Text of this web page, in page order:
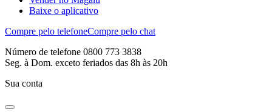
Baixe o aplicativo
Compre pelo telefoneCompre pelo chat
Número de telefone 0800 773 3838
Seg. à Dom. exceto feriados das 8h às 20h
Sua conta